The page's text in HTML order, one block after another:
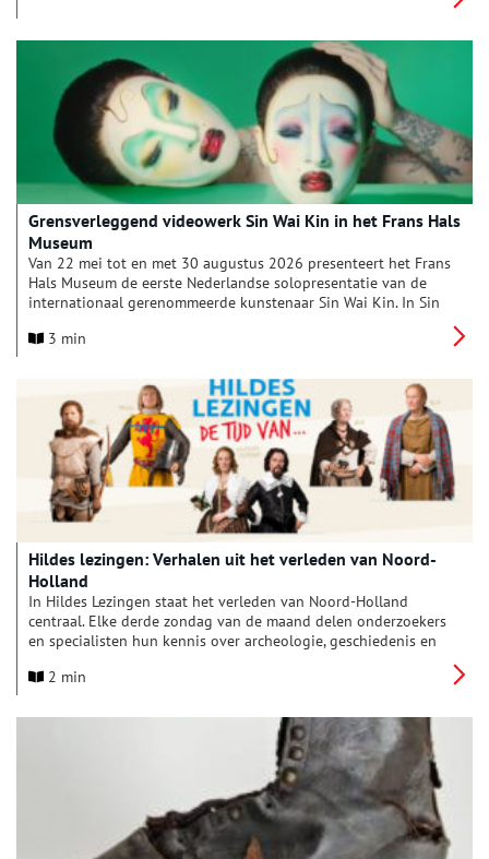
bleef lange tijd onderbelicht.
Grensverleggend videowerk Sin Wai Kin in het Frans Hals
Museum
Van 22 mei tot en met 30 augustus 2026 presenteert het Frans
Hals Museum de eerste Nederlandse solopresentatie van de
internationaal gerenommeerde kunstenaar Sin Wai Kin. In Sin
aan met de collectie van het museum, waarbij de symboliek
sciencefiction samensmelten.
3 min
Hildes lezingen: Verhalen uit het verleden van Noord-
Holland
In Hildes Lezingen staat het verleden van Noord-Holland
centraal. Elke derde zondag van de maand delen onderzoekers
en specialisten hun kennis over archeologie, geschiedenis en
kastelen: iedere lezing biedt een nieuw verhaal en een frisse
2 min